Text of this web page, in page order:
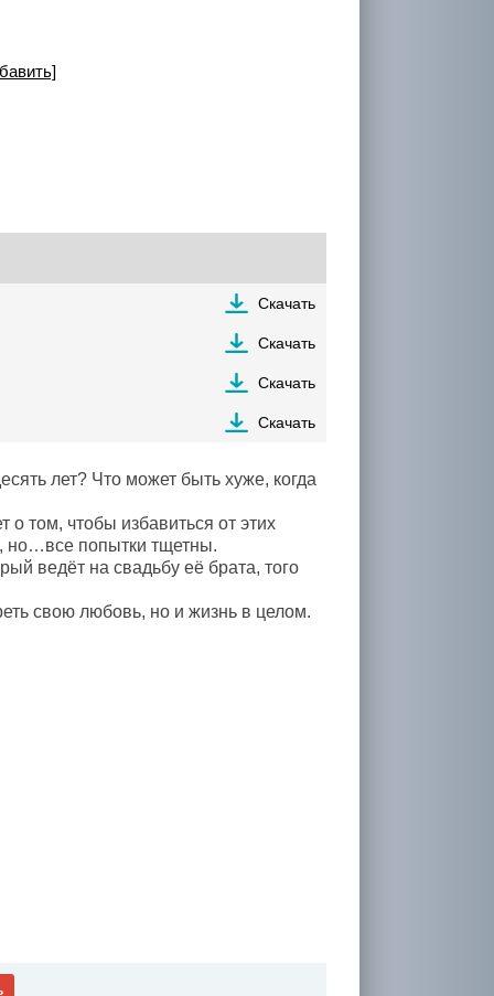
Скачать
Скачать
Скачать
Скачать
лет? Что может быть хуже, когда
том, чтобы избавиться от этих
но…все попытки тщетны.
ведёт на свадьбу её брата, того
свою любовь, но и жизнь в целом.